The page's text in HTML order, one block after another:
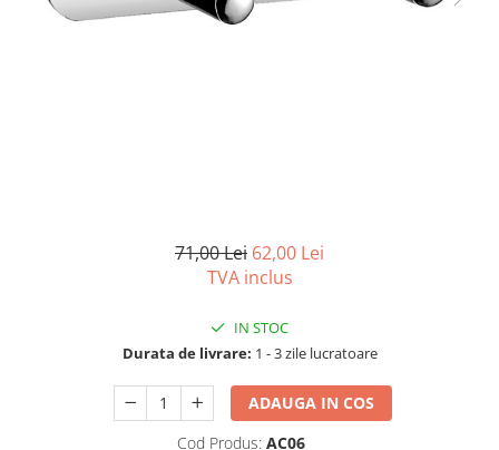
Capace wc
71,00 Lei 62,00 Lei
TVA inclus
IN STOC
Durata de livrare: 1 - 3 zile lucratoare
ADAUGA IN COS
Cod Produs: AC06